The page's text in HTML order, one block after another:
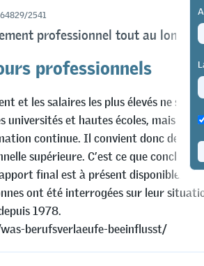
2541
professionnel tout au long
professionnels
et les salaires les plus élevés ne sont
universités et hautes écoles, mais
continue. Il convient donc de
supérieure. C’est ce que conclut une
final est à présent disponible.
ont été interrogées sur leur
1978.
berufsverlaeufe-beeinflusst/